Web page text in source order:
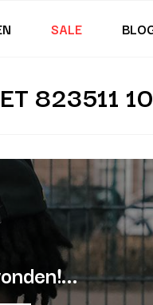
SALE
823511